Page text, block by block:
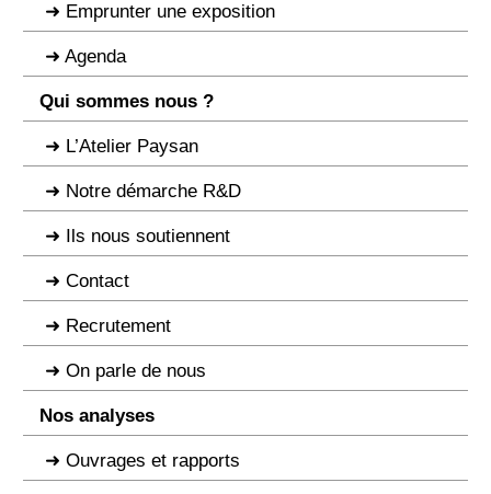
Emprunter une exposition
Agenda
Qui sommes nous ?
L’Atelier Paysan
Notre démarche R&D
Ils nous soutiennent
Contact
Recrutement
On parle de nous
Nos analyses
Ouvrages et rapports